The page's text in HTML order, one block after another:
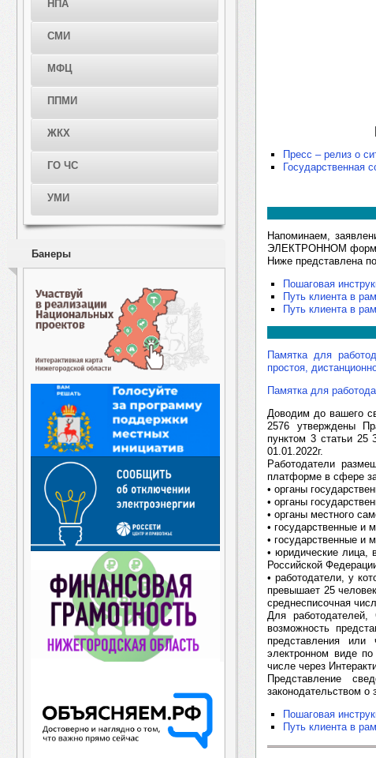
НПА
СМИ
МФЦ
ППМИ
ЖКХ
ГО ЧС
УМИ
Банеры
Пресс – релиз о
Государственная
Напоминаем,
ЭЛЕКТРОННОМ
Ниже представлена
Пошаговая
Путь клиента в
Путь клиента в
Памятка для
простоя,
Памятка для
Доводим до вашего
2576 утверждены
пунктом 3 статьи 25
01.01.2022г.
Работодатели
платформе в сфере
• органы
• органы
• органы местного
• государственные и
• государственные и
• юридические лица,
Российской
• работодатели, у
превышает 25
среднесписочная
Для работодателей,
возможность
представления или
электронном виде
числе через
Представление
законодательством о
Пошаговая
Путь клиента в